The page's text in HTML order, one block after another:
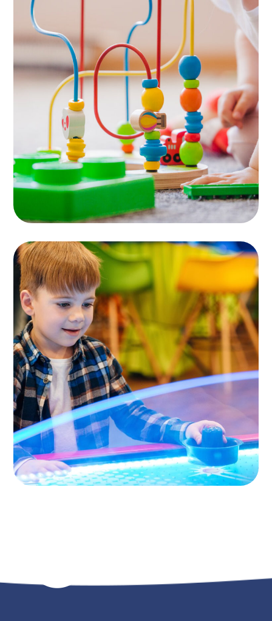
Area for Babies
PLAYING
Children Cafe
TOYS